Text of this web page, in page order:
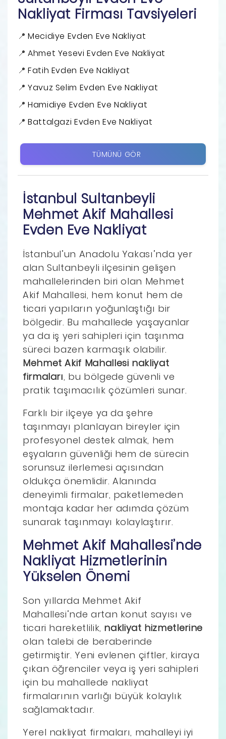
Nakliyat Firması Tavsiyeleri
Mecidiye Evden Eve Nakliyat
Ahmet Yesevi Evden Eve Nakliyat
Fatih Evden Eve Nakliyat
Yavuz Selim Evden Eve Nakliyat
Hamidiye Evden Eve Nakliyat
Battalgazi Evden Eve Nakliyat
TÜMÜNÜ GÖR
İstanbul Sultanbeyli
Mehmet Akif Mahallesi
Evden Eve Nakliyat
İstanbul’un Anadolu Yakası’nda yer
alan Sultanbeyli ilçesinin gelişen
mahallelerinden biri olan Mehmet
Akif Mahallesi, hem konut hem de
ticari yapıların yoğunlaştığı bir
bölgedir. Bu mahallede yaşayanlar
ya da iş yeri sahipleri için taşınma
süreci bazen karmaşık olabilir.
Mehmet Akif Mahallesi nakliyat
firmaları, bu bölgede güvenli ve
pratik taşımacılık çözümleri sunar.
Farklı bir ilçeye ya da şehre
taşınmayı planlayan bireyler için
profesyonel destek almak, hem
eşyaların güvenliği hem de sürecin
sorunsuz ilerlemesi açısından
oldukça önemlidir. Alanında
deneyimli firmalar, paketlemeden
montaja kadar her adımda çözüm
sunarak taşınmayı kolaylaştırır.
Mehmet Akif Mahallesi’nde
Nakliyat Hizmetlerinin
Yükselen Önemi
Son yıllarda Mehmet Akif
Mahallesi’nde artan konut sayısı ve
ticari hareketlilik, nakliyat hizmetlerine
olan talebi de beraberinde
getirmiştir. Yeni evlenen çiftler, kiraya
çıkan öğrenciler veya iş yeri sahipleri
için bu mahallede nakliyat
firmalarının varlığı büyük kolaylık
sağlamaktadır.
Yerel nakliyat firmaları, mahalleyi iyi